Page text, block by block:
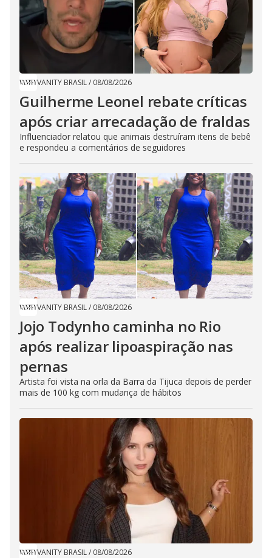
VANITY BRASIL/ 08/08/2026
Guilherme Leonel rebate críticas
após criar arrecadação de fraldas
Influenciador relatou que animais destruíram itens de bebê
e respondeu a comentários de seguidores
VANITY BRASIL/ 08/08/2026
Jojo Todynho caminha no Rio
após realizar lipoaspiração nas
pernas
Artista foi vista na orla da Barra da Tijuca depois de perder
mais de 100 kg com mudança de hábitos
VANITY BRASIL/ 08/08/2026